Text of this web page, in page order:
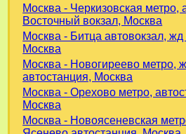
Москва - Черкизовская метро,
Восточный вокзал, Москва
Москва - Битца автовокзал, жд
Москва
Москва - Новогиреево метро,
автостанция, Москва
Москва - Орехово метро,
Москва
Москва - Новоясеневская